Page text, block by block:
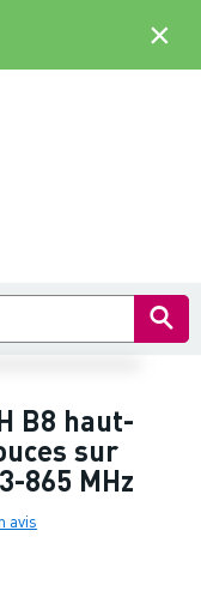
B8 haut-
sur
865 MHz
avis
×